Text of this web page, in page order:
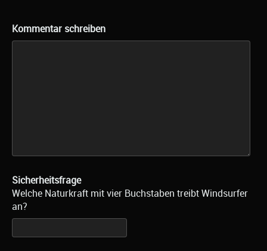
Kommentar schreiben
Sicherheitsfrage
Welche Naturkraft mit vier Buchstaben treibt Windsurfer
an?